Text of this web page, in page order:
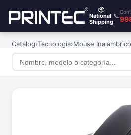
📦
National
Shipping
📞
Catalog›Tecnología›Mouse